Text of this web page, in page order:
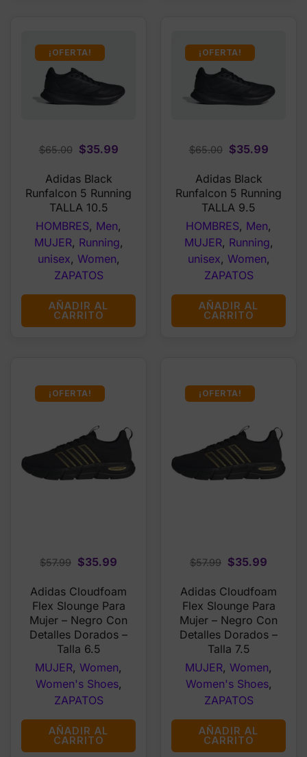
¡OFERTA!
$65.00
Original
was:
$65.00.
$35.99Current
$35.99.
Adidas Black
Runfalcon 5 Running
TALLA 10.5
HOMBRES, Men,
MUJER, Running,
unisex, Women,
ZAPATOS
AÑADIR AL
CARRITO
¡OFERTA!
$65.00
Original
was:
$65.00.
$35.99
Adidas Black
Runfalcon 5 Running
TALLA 9.5
HOMBRES, Men,
MUJER, Running,
unisex, Women,
ZAPATOS
AÑADIR AL
CARRITO
¡OFERTA!
$57.99 Original
was:
$57.99.
$35.99
is:
$35.99.
Adidas Cloudfoam
Flex Slounge Para
Mujer – Negro Con
Detalles Dorados –
Talla 6.5
MUJER, Women,
Women's Shoes,
ZAPATOS
AÑADIR AL
CARRITO
¡OFERTA!
$57.99 Original
was:
$57.99.
$35.99
is:
$35.99.
Adidas Cloudfoam
Flex Slounge Para
Mujer – Negro Con
Detalles Dorados –
Talla 7.5
MUJER, Women,
Women's Shoes,
ZAPATOS
AÑADIR AL
CARRITO